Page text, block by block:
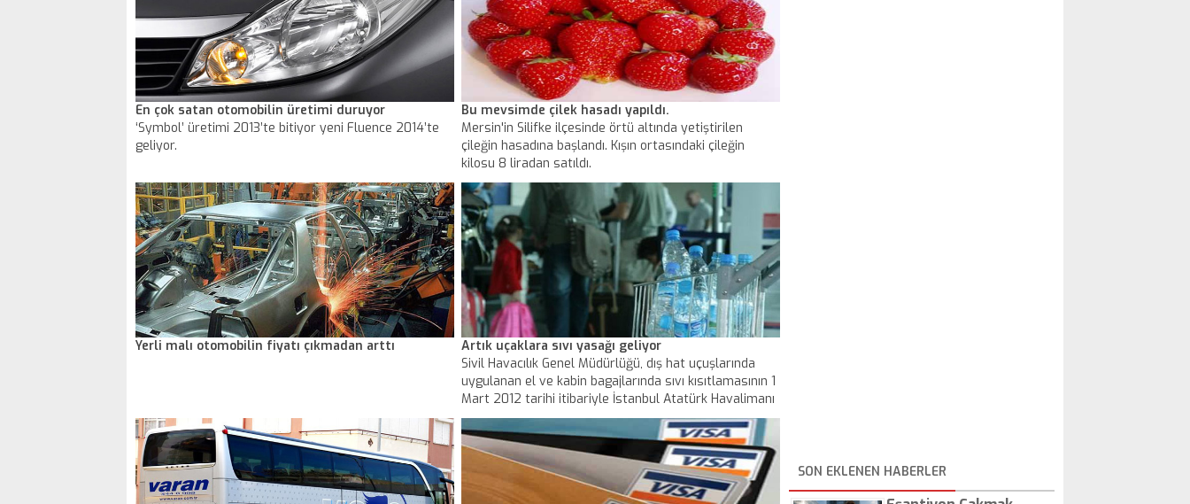
En çok satan otomobilin üretimi duruyor
‘Symbol’ üretimi 2013’te bitiyor yeni Fluence 2014’te
geliyor.
Bu mevsimde çilek hasadı yapıldı.
Mersin'in Silifke ilçesinde örtü altında yetiştirilen
çileğin hasadına başlandı. Kışın ortasındaki çileğin
kilosu 8 liradan satıldı.
Yerli malı otomobilin fiyatı çıkmadan arttı
Artık uçaklara sıvı yasağı geliyor
Sivil Havacılık Genel Müdürlüğü, dış hat uçuşlarında
uygulanan el ve kabin bagajlarında sıvı kısıtlamasının 1
Mart 2012 tarihi itibariyle İstanbul Atatürk Havalimanı
ve Sabiha Gökçen Uluslararası Havalimanı, 1 Nisan
2012 tarihi itibariyle de tüm iç hat uçuşlarında
uygulanacağını bildirdi.
SON EKLENEN HABERLER